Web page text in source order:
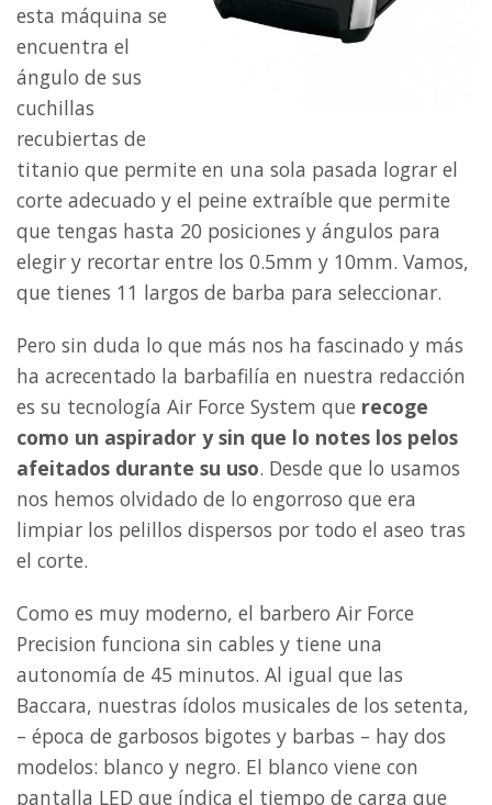
esta máquina se
encuentra el
ángulo de sus
cuchillas
recubiertas de
titanio que permite en una sola pasada lograr el
corte adecuado y el peine extraíble que permite
que tengas hasta 20 posiciones y ángulos para
elegir y recortar entre los 0.5mm y 10mm. Vamos,
que tienes 11 largos de barba para seleccionar.
Pero sin duda lo que más nos ha fascinado y más
ha acrecentado la barbafilía en nuestra redacción
es su tecnología Air Force System que recoge
como un aspirador y sin que lo notes los pelos
afeitados durante su uso. Desde que lo usamos
nos hemos olvidado de lo engorroso que era
limpiar los pelillos dispersos por todo el aseo tras
el corte.
Como es muy moderno, el barbero Air Force
Precision funciona sin cables y tiene una
autonomía de 45 minutos. Al igual que las
Baccara, nuestras ídolos musicales de los setenta,
– época de garbosos bigotes y barbas – hay dos
modelos: blanco y negro. El blanco viene con
pantalla LED que índica el tiempo de carga que